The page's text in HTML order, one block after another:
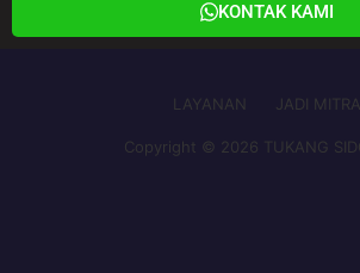
KONTAK KAMI
LAYANAN JADI MITRA
Copyright © 2026 TUKANG